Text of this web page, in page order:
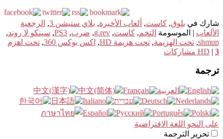
شارك في بلوق, كاست, ألعاب الأخيرة, بلاي ستيشن 3 , الرجعية
الألعاب | الموسومة التخم, كاست,
g.rev
, ضرب,
PS3
, سينكو لا روند,
shmup
, تحت الهزيمة, تحت هزيمة HD , اكس بوكس 360 , تحت اهزم
HD | 3 مشاركات
ترجمة
على النحو اللغة الافتراضية
تحرير الترجمة